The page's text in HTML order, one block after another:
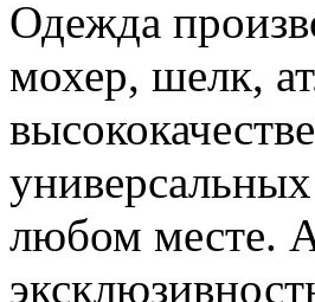
Одежда
мохер, шелк,
любом месте.